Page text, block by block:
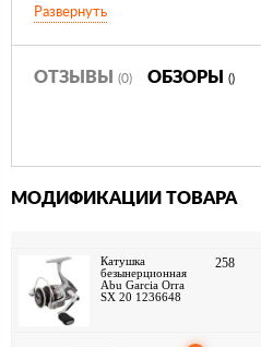
Развернуть
ОТЗЫВЫ (0) ОБЗОРЫ ()
МОДИФИКАЦИИ ТОВАРА
Катушка
безынерционная
Abu Garcia Orra
SX 20 1236648
258